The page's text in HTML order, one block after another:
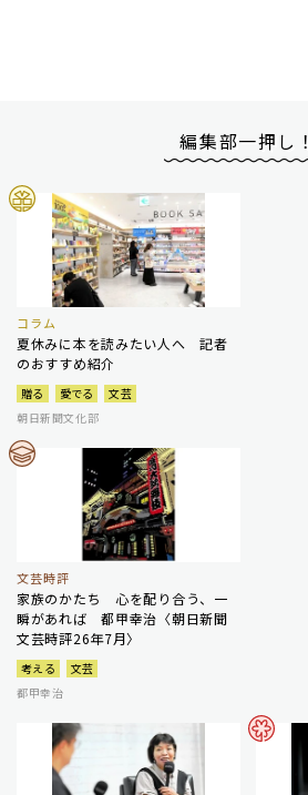
編集部一押し！
コラム
夏休みに本を読みたい人へ 記者
のおすすめ紹介
贈る 愛でる
文芸
朝日新聞文化部
文芸時評
家族のかたち 心を配り合う、一
瞬があれば 都甲幸治〈朝日新聞
文芸時評26年7月〉
考える
文芸
都甲幸治